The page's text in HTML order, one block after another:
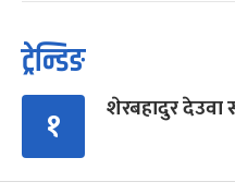
ट्रेन्डिङ
१ शेरबहादुर देउवा